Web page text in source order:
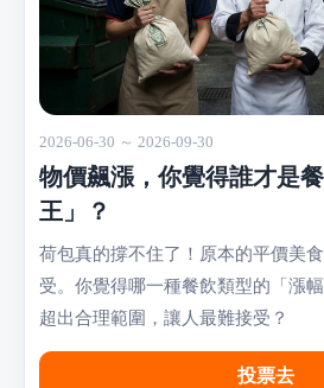
2026-06-30 ～ 2026-09-30
物價飆漲，你覺得誰才是
王」？
荷包真的撐不住了！原本的平價美
受。你覺得哪一種餐飲類型的「漲
超出合理範圍，讓人最難接受？
投票去